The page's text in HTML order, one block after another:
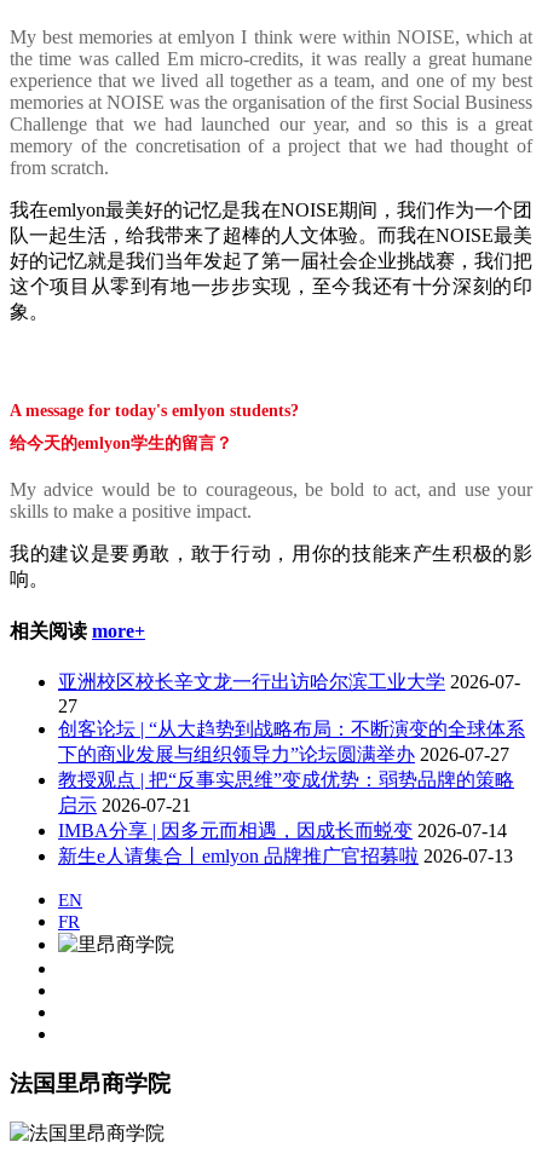
My best memories at emlyon I think were within NOISE, which at
the time was called Em micro-credits, it was really a great humane
experience that we lived all together as a team, and one of my best
memories at NOISE was the organisation of the first Social Business
Challenge that we had launched our year, and so this is a great
memory of the concretisation of a project that we had thought of
from scratch.
我在emlyon最美好的记忆是我在NOISE期间，我们作为一个团
队一起生活，给我带来了超棒的人文体验。而我在NOISE最美
好的记忆就是我们当年发起了第一届社会企业挑战赛，我们把
这个项目从零到有地一步步实现，至今我还有十分深刻的印
象。
A message for today's emlyon students?
给今天的emlyon学生的留言？
My advice would be to courageous, be bold to act, and use your
skills to make a positive impact.
我的建议是要勇敢，敢于行动，用你的技能来产生积极的影
响。
相关阅读 more+
亚洲校区校长辛文龙一行出访哈尔滨工业大学 2026-07-
27
创客论坛 | “从大趋势到战略布局：不断演变的全球体系
下的商业发展与组织领导力”论坛圆满举办 2026-07-27
教授观点 | 把“反事实思维”变成优势：弱势品牌的策略
启示 2026-07-21
IMBA分享 | 因多元而相遇，因成长而蜕变 2026-07-14
​新生e人请集合丨emlyon 品牌推广官招募啦 2026-07-13
EN
FR
法国里昂商学院